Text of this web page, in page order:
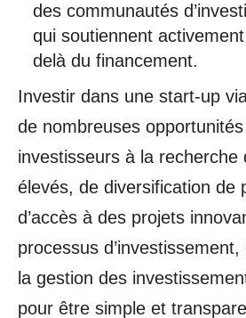
des communautés
qui soutiennent
delà du financement.
Investir dans une start-up
de nombreuses
investisseurs à la recherche
élevés, de diversification de
d’accès à des projets
processus d’investissement,
la gestion des
pour être simple et